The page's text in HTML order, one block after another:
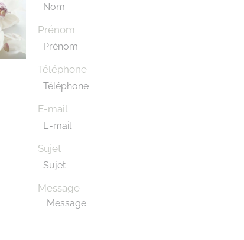
exceptionnelle.
Prénom
Téléphone
E-mail
Sujet
Message